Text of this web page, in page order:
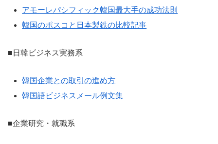
アモーレパシフィック韓国最大手の成功法則
韓国のポスコと日本製鉄の比較記事
■日韓ビジネス実務系
韓国企業との取引の進め方
韓国語ビジネスメール例文集
■企業研究・就職系